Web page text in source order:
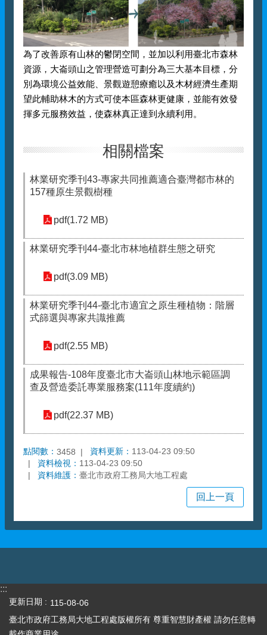
為了改善原有山林的鬱閉空間，並加以利用臺北市森林
資源，大崙頭山之管理營造可劃分為三大基本目標，分
別為環境公益效能、景觀遊憩療癒以及木材經濟生產期
望此輔助林木的方式可使本區森林更健康，並能有效發
揮多元服務效益，使森林真正達到永續利用。
相關檔案
林業研究季刊43-專家共同推薦適合臺灣都市林的
157種原生景觀樹種
pdf(1.72 MB)
林業研究季刊44-臺北市林地植群生態之研究
pdf(3.09 MB)
林業研究季刊44-臺北市適宜之原生種植物：階層
式篩選與專家共識推薦
pdf(2.55 MB)
成果報告-108年度臺北市大崙頭山林地示範區調
查及營造委託專業服務案(111年度續約)
pdf(22.37 MB)
點閱數： 3458 資料更新： 113-04-23 09:50
資料檢視： 113-04-23 09:50
資料維護： 臺北市政府工務局大地工程處
回上一頁
:::
更新日期
115-08-06
臺北市政府工務局大地工程處版權所有 尊重智慧財產權 請勿任意轉